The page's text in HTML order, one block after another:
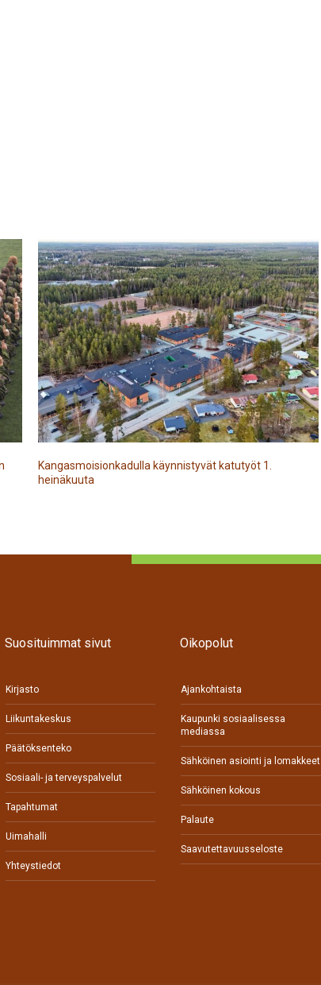
Kangasmoisionkadulla käynnistyvät katutyöt 1.
heinäkuuta
Suosituimmat sivut
Kirjasto
Liikuntakeskus
Päätöksenteko
Sosiaali- ja terveyspalvelut
Tapahtumat
Uimahalli
Yhteystiedot
Oikopolut
Ajankohtaista
Kaupunki sosiaalisessa
mediassa
Sähköinen asiointi ja lomakkeet
Sähköinen kokous
Palaute
Saavutettavuusseloste